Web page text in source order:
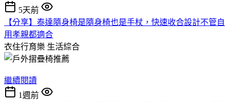
5天前
【分享】泰達隨身椅是隨身椅也是手杖，快速收合設計不管自
用孝親都適合
衣住行育樂 生活綜合
繼續閱讀
1週前